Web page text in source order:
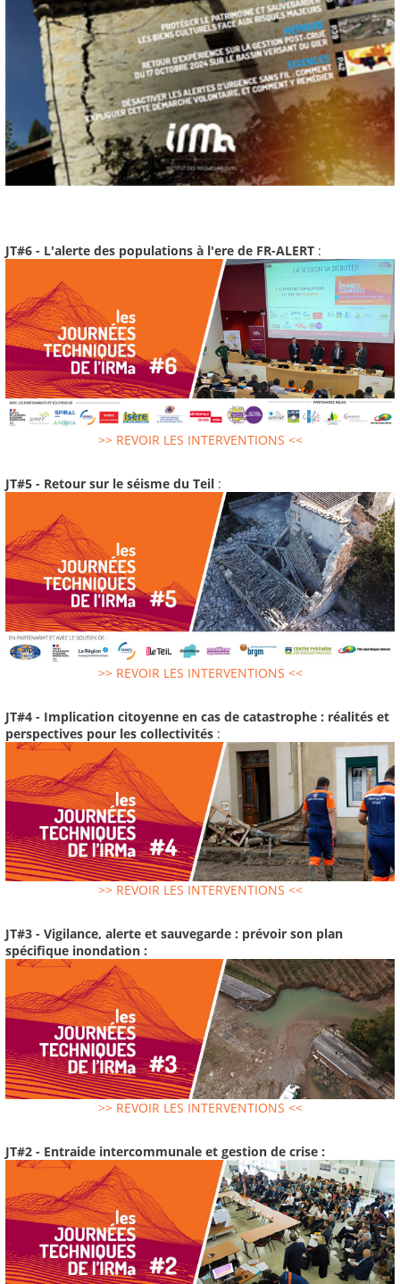
JT#6 - L'alerte des populations à l'ere de FR-ALERT :
>> REVOIR LES INTERVENTIONS <<
JT#5 - Retour sur le séisme du Teil :
>> REVOIR LES INTERVENTIONS <<
JT#4 - Implication citoyenne en cas de catastrophe : réalités et
perspectives pour les collectivités :
>> REVOIR LES INTERVENTIONS <<
JT#3 - Vigilance, alerte et sauvegarde : prévoir son plan
spécifique inondation :
>> REVOIR LES INTERVENTIONS <<
JT#2 - Entraide intercommunale et gestion de crise :